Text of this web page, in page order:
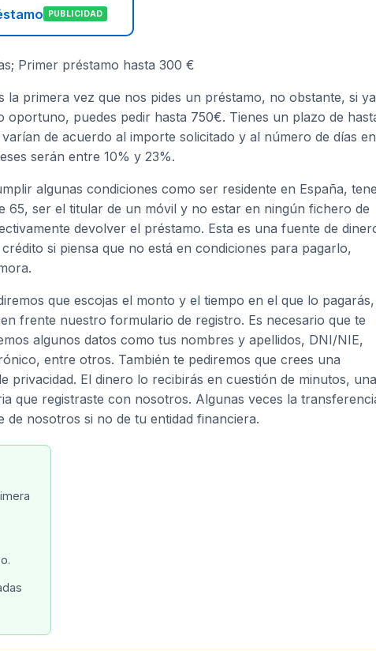
PUBLICIDAD
Primer préstamo hasta 300 €
la primera vez que nos pides un préstamo, no obstante, si ya
oportuno, puedes pedir hasta 750€. Tienes un plazo de
de acuerdo al importe solicitado y al número de días en
serán entre 10% y 23%.
algunas condiciones como ser residente en España,
65, ser el titular de un móvil y no estar en ningún fichero de
devolver el préstamo. Esta es una fuente de
si piensa que no está en condiciones para pagarlo,
que escojas el monto y el tiempo en el que lo pagarás,
frente nuestro formulario de registro. Es necesario que te
algunos datos como tus nombres y apellidos, DNI/NIE,
entre otros. También te pediremos que crees una
privacidad. El dinero lo recibirás en cuestión de minutos, una
que registraste con nosotros. Algunas veces la
nosotros si no de tu entidad financiera.